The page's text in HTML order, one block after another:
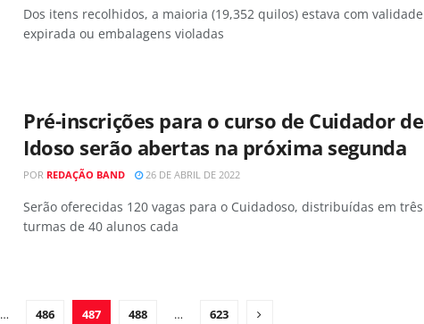
Dos itens recolhidos, a maioria (19,352 quilos) estava com validade
expirada ou embalagens violadas
Pré-inscrições para o curso de Cuidador de
Idoso serão abertas na próxima segunda
POR REDAÇÃO BAND 26 DE ABRIL DE 2022
Serão oferecidas 120 vagas para o Cuidadoso, distribuídas em três
turmas de 40 alunos cada
… 486 487 488 … 623